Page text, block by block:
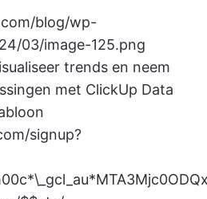
blog/wp-
03/image-125.png
trends en neem
met ClickUp Data
signup?